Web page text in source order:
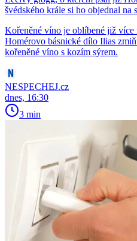
švédského krále si ho objednal na
Kořeněné víno je oblíbené již více
Homérovo básnické dílo Ilias
kořeněné víno s kozím sýrem.
NESPECHEJ.cz
dnes, 16:30
3 min